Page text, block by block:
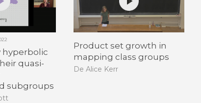
hyperbolic
quasi-
subgroups
Product set growth in
mapping class groups
De Alice Kerr